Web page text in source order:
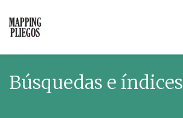
Búsquedas e índices